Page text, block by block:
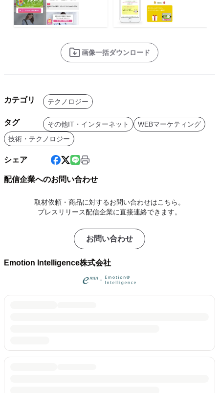
画像一括ダウンロード
カテゴリ テクノロジー
タグ その他IT・インターネット
WEBマーケティング
技術・テクノロジー
シェア
配信企業へのお問い合わせ
取材依頼・商品に対するお問い合わせはこちら。
プレスリリース配信企業に直接連絡できます。
お問い合わせ
Emotion Intelligence株式会社